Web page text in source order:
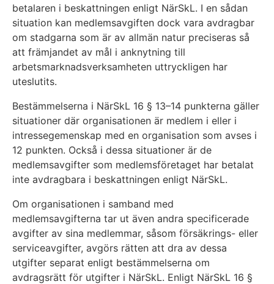
betalaren i beskattningen enligt NärSkL. I en sådan
situation kan medlemsavgiften dock vara avdragbar
om stadgarna som är av allmän natur preciseras så
att främjandet av mål i anknytning till
arbetsmarknadsverksamheten uttryckligen har
uteslutits.
Bestämmelserna i NärSkL 16 § 13–14 punkterna gäller
situationer där organisationen är medlem i eller i
intressegemenskap med en organisation som avses i
12 punkten. Också i dessa situationer är de
medlemsavgifter som medlemsföretaget har betalat
inte avdragbara i beskattningen enligt NärSkL.
Om organisationen i samband med
medlemsavgifterna tar ut även andra specificerade
avgifter av sina medlemmar, såsom försäkrings- eller
serviceavgifter, avgörs rätten att dra av dessa
utgifter separat enligt bestämmelserna om
avdragsrätt för utgifter i NärSkL. Enligt NärSkL 16 §